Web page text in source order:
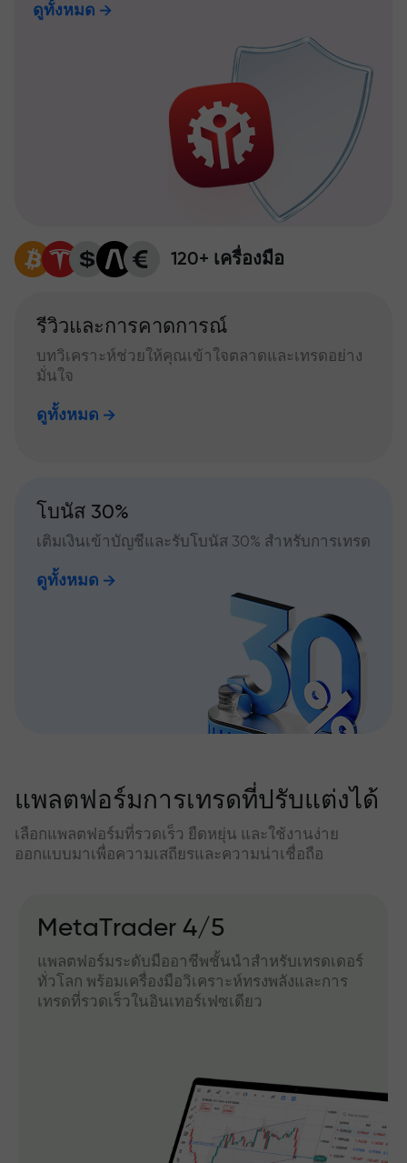
ดูทั้งหมด
120+ เครื่องมือ
รีวิวและการคาดการณ์
บทวิเคราะห์ช่วยให้คุณเข้าใจตลาดและเทรดอย่าง
มั่นใจ
ดูทั้งหมด
โบนัส 30%
เติมเงินเข้าบัญชีและรับโบนัส 30% สำหรับการเทรด
ดูทั้งหมด
แพลตฟอร์มการเทรดที่ปรับแต่งได้
เลือกแพลตฟอร์มที่รวดเร็ว ยืดหยุ่น และใช้งานง่าย
ออกแบบมาเพื่อความเสถียรและความน่าเชื่อถือ
MetaTrader 4/5
แพลตฟอร์มระดับมืออาชีพชั้นนำสำหรับเทรดเดอร์
ทั่วโลก พร้อมเครื่องมือวิเคราะห์ทรงพลังและการ
เทรดที่รวดเร็วในอินเทอร์เฟซเดียว